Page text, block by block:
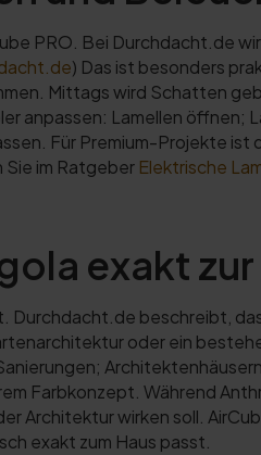
PRO. Bei Durchdacht.de
) Das ist besonders
Mittags wird Schatten
anpassen: Lamellen
Für Premium-Projekte
im Ratgeber Elektrische
exakt
beschreibt,
oder ein
Farbkonzept. Während
Architektur wirken soll.
exakt zum Haus passt.